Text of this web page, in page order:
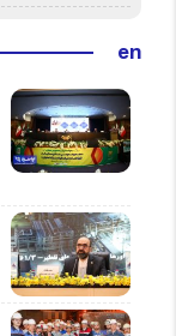
en